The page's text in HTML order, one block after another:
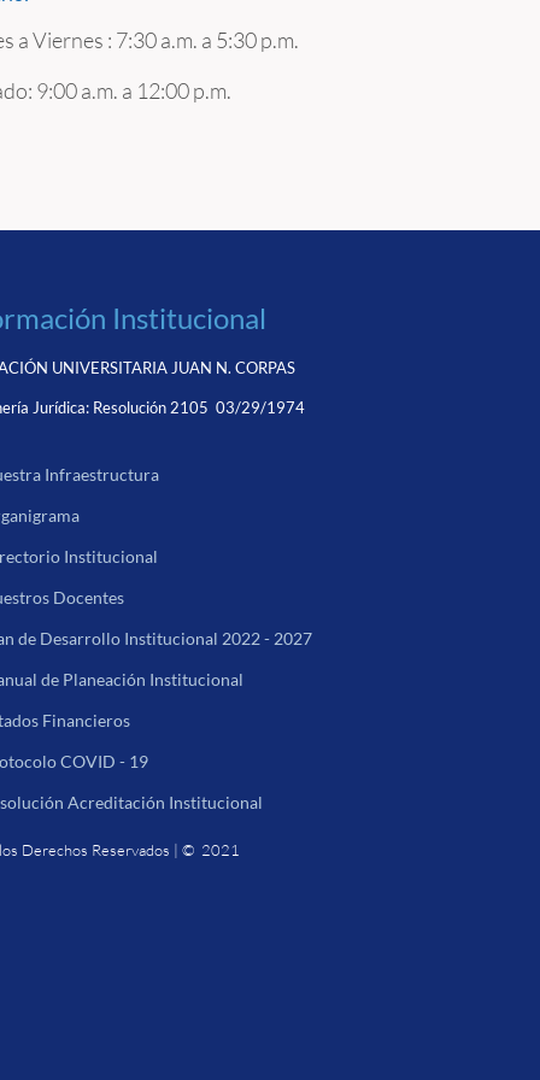
a Viernes : 7:30 a.m. a 5:30 p.m.
9:00 a.m. a 12:00 p.m.
Institucional
UNIVERSITARIA JUAN N. CORPAS
Jurídica: Resolución 2105 03/29/1974
Infraestructura
Institucional
Docentes
de Desarrollo Institucional 2022 - 2027
de Planeación Institucional
Financieros
COVID - 19
Acreditación Institucional
Derechos Reservados | © 2021